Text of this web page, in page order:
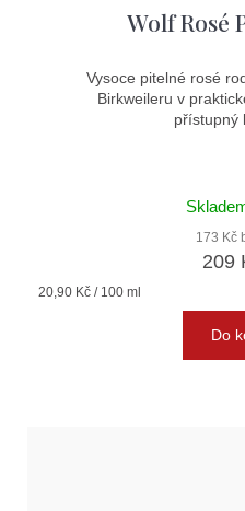
Wolf Rosé
Vysoce pitelné rosé
Birkweileru v
přístupný
173 Kč
209
Měrná
20,90 Kč / 100 ml
Do